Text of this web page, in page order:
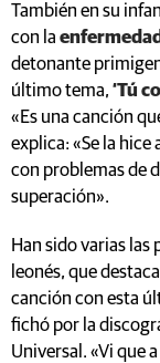
También en su
con la
detonante
último tema, ‘Tú
«Es una canción
explica: «Se la hice
con problemas de
superación».
Han sido varias las
leonés, que
canción con esta
fichó por la
Universal. «Vi que